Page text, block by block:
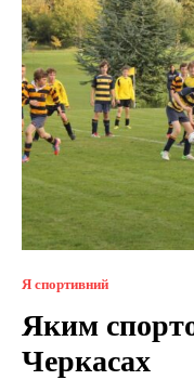
Я спортивний
Яким
Черкасах